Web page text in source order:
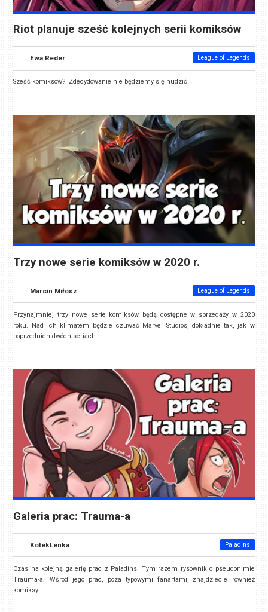
Riot planuje sześć kolejnych serii komiksów
Ewa Reder League of Legends
Sześć komiksów?! Zdecydowanie nie będziemy się nudzić!
Trzy nowe serie komiksów w 2020 r.
Marcin Miłosz League of Legends
Przynajmniej trzy nowe serie komiksów będą dostępne w sprzedaży w 2020
roku. Nad ich klimatem będzie czuwać Marvel Studios, dokładnie tak, jak w
poprzednich dwóch seriach.
Galeria prac: Trauma-a
KotekLenka Paladins
Czas na kolejną galerię prac z Paladins. Tym razem rysownik o pseudonimie
Trauma-a. Wśród jego prac, poza typowymi fanartami, znajdziecie również
komiksy.